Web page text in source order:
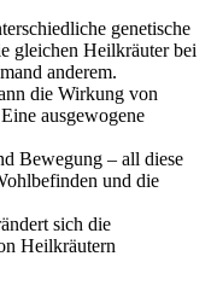
genetische
gleichen Heilkräuter⁢ bei​
anderem.
die ⁢Wirkung ⁤von
ausgewogene
Bewegung – ⁣all diese
und die
sich die
Heilkräutern